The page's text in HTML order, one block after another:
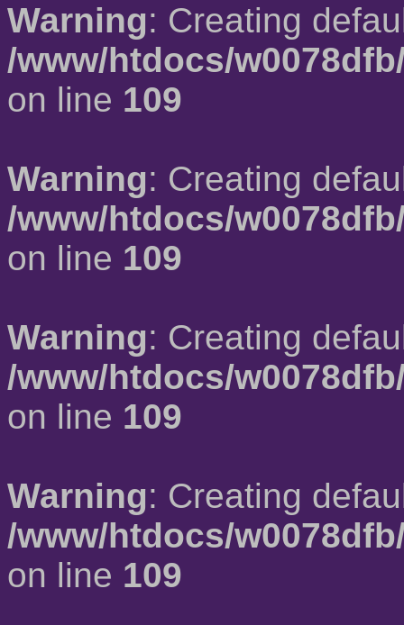
Warning: Creating
/www/htdocs/
on line 109
Warning: Creating
/www/htdocs/
on line 109
Warning: Creating
/www/htdocs/
on line 109
Warning: Creating
/www/htdocs/
on line 109